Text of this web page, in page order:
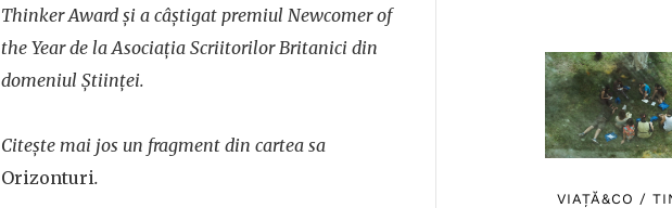
VIAȚĂ&CO /
Thinker Award și a câștigat premiul Newcomer of
the Year de la Asociația Scriitorilor Britanici din
domeniul Științei.
Citește mai jos un fragment din cartea sa
Orizonturi.